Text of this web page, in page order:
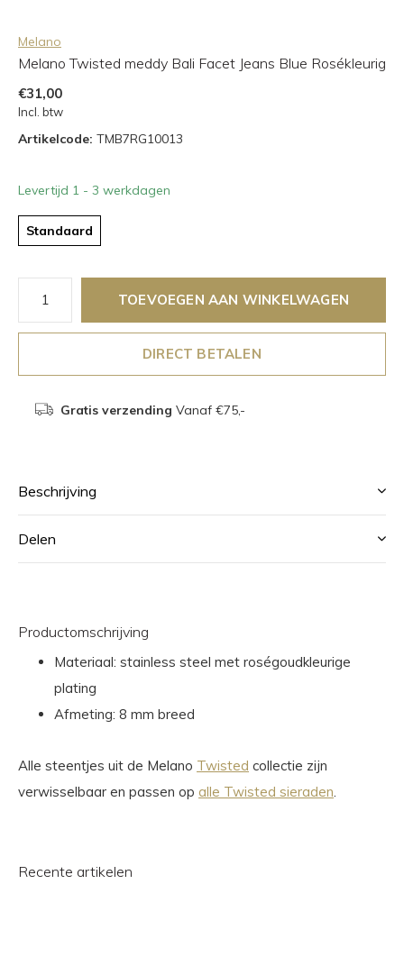
Melano
Melano Twisted meddy Bali Facet Jeans Blue Rosékleurig
€31,00
Incl. btw
Artikelcode: TMB7RG10013
Levertijd 1 - 3 werkdagen
Standaard
TOEVOEGEN AAN WINKELWAGEN
DIRECT BETALEN
Gratis verzending Vanaf €75,-
Beschrijving
Delen
Productomschrijving
Materiaal: stainless steel met roségoudkleurige
plating
Afmeting: 8 mm breed
Alle steentjes uit de Melano Twisted collectie zijn
verwisselbaar en passen op alle Twisted sieraden
Recente artikelen